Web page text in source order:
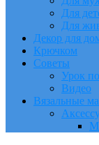
Для
Для
Декор для
Крючком
Советы
Урок
Видео
Вязальные